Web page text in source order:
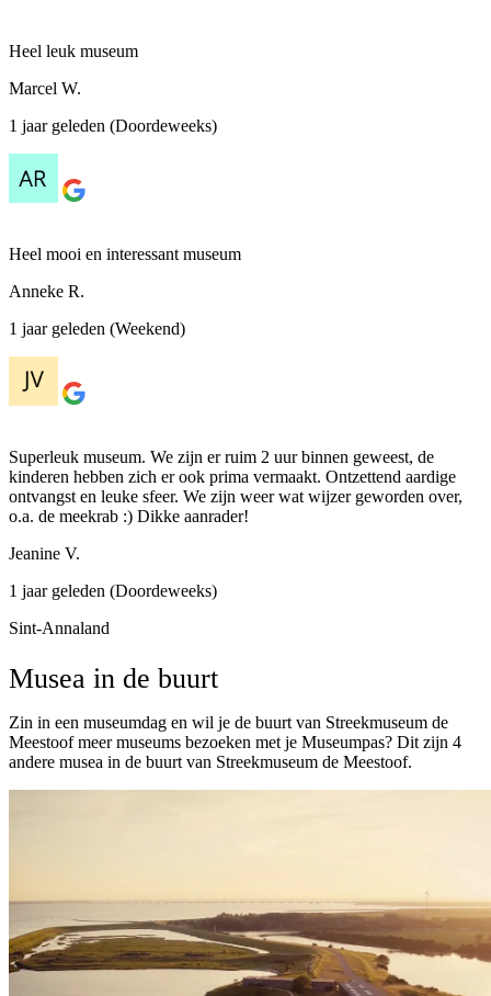
Heel leuk museum
Marcel W.
1 jaar geleden (Doordeweeks)
Heel mooi en interessant museum
Anneke R.
1 jaar geleden (Weekend)
Superleuk museum. We zijn er ruim 2 uur binnen geweest, de
kinderen hebben zich er ook prima vermaakt. Ontzettend aardige
ontvangst en leuke sfeer. We zijn weer wat wijzer geworden over,
o.a. de meekrab :) Dikke aanrader!
Jeanine V.
1 jaar geleden (Doordeweeks)
Sint-Annaland
Musea in de buurt
Zin in een museumdag en wil je de buurt van Streekmuseum de
Meestoof meer museums bezoeken met je Museumpas? Dit zijn 4
andere musea in de buurt van Streekmuseum de Meestoof.